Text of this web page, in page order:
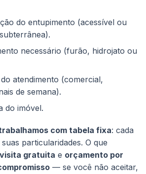
do entupimento (acessível ou
necessário (furão, hidrojato ou
atendimento (comercial,
de semana).
do imóvel.
com tabela fixa: cada
particularidades. O que
visita gratuita e orçamento por
— se você não aceitar,